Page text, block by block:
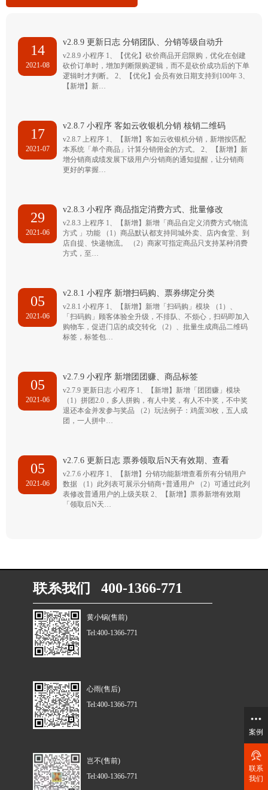
14
2021-08
v2.8.9 更新日志 分销团队、分销等级自动升
v2.8.9 小程序 1、【优化】砍价商品开启限购，优化在创建
砍价订单时，增加判断限购逻辑，而不是砍价成功后的下单
逻辑时才判断。 2、【优化】会员有效日期支持到100年 3、
【新增】新…
17
2021-07
v2.8.7 小程序 客如云收银机分销 核销二维码
v2.8.7 上程序 1、【新增】客如云收银机分销，新增按匹配
本系统「单个商品」计算分销佣金的方式。 2、【新增】新
增分销商成绩发展下级用户/分销商的通知提醒，让分销商
更好的掌握…
29
2021-06
v2.8.3 小程序 商品指定消费方式、批量修改
v2.8.3 上程序 1、【新增】新增「商品自定义消费方式/物流
方式 」功能 （1）商品默认都支持同城外卖、店内食堂、到
店自提、快递物流。 （2）商家可指定商品只支持某种消费
方式，至…
05
2021-06
v2.8.1 小程序 新增扫码购、票券绑定分类
v2.8.1 小程序 1、【新增】新增「扫码购」模块 （1）、
「扫码购」顾客体验全升级，不排队、不烦心，扫码即加入
购物车，促进门店的成交转化 （2）、批量生成商品二维码
标签，标签包…
05
2021-06
v2.7.9 小程序 新增团团赚、商品标签
v2.7.9 更新日志 小程序 1、【新增】新增「团团赚」模块
（1）拼团2.0，多人拼购，有人中奖，有人不中奖，不中奖
退还本金并发参与奖品 （2）玩法例子：鸡蛋30枚，五人成
团，一人拼中…
05
2021-06
v2.7.6 更新日志 票券领取后N天有效期、查看
v2.7.6 小程序 1、【新增】分销功能新增查看所有分销用户
数据 （1）此列表可展示分销商+普通用户 （2）可通过此列
表修改普通用户的上级关联 2、【新增】票券新增有效期
「领取后N天…
联系我们 400-1366-771
黄小锅(售前)
Tel:400-1366-771
心雨(售后)
Tel:400-1366-771
岂不(售前)
Tel:400-1366-771
案例
联系
我们